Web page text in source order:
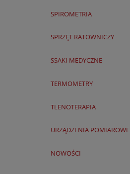
SPIROMETRIA
SPRZĘT RATOWNICZY
SSAKI MEDYCZNE
TERMOMETRY
TLENOTERAPIA
URZĄDZENIA POMIAROWE
NOWOŚCI